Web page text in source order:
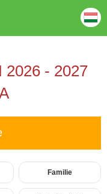
2026 - 2027
Familie